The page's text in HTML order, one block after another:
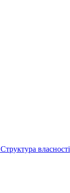
Структура власності